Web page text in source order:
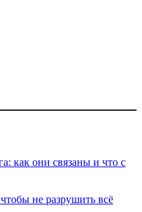
как они связаны и что с
не разрушить всё